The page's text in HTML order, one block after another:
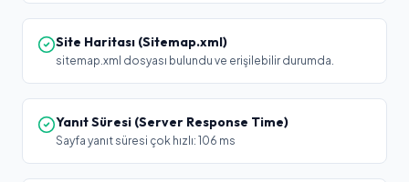
Site Haritası (Sitemap.xml)
sitemap.xml dosyası bulundu ve erişilebilir durumda.
Yanıt Süresi (Server Response Time)
Sayfa yanıt süresi çok hızlı: 106 ms